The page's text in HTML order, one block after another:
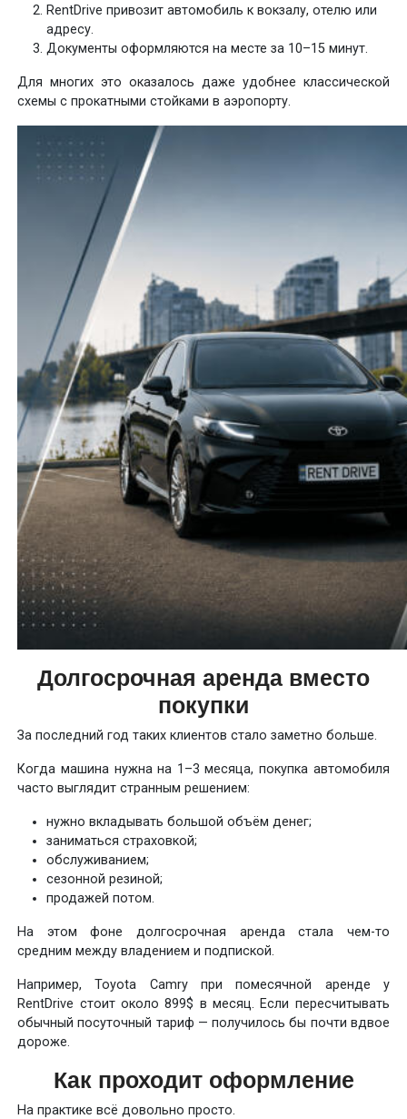
RentDrive привозит автомобиль к вокзалу, отелю или
адресу.
Документы оформляются на месте за 10–15 минут.
Для многих это оказалось даже удобнее классической
схемы с прокатными стойками в аэропорту.
Долгосрочная аренда вместо
покупки
За последний год таких клиентов стало заметно больше.
Когда машина нужна на 1–3 месяца, покупка автомобиля
часто выглядит странным решением:
нужно вкладывать большой объём денег;
заниматься страховкой;
обслуживанием;
сезонной резиной;
продажей потом.
На этом фоне долгосрочная аренда стала чем-то
средним между владением и подпиской.
Например, Toyota Camry при помесячной аренде у
RentDrive стоит около 899$ в месяц. Если пересчитывать
обычный посуточный тариф — получилось бы почти вдвое
дороже.
Как проходит оформление
На практике всё довольно просто.